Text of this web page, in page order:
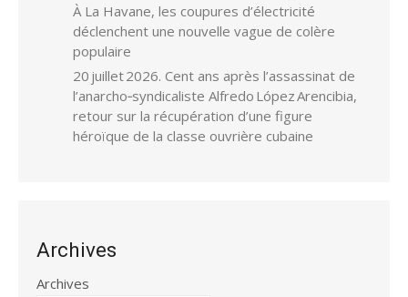
À La Havane, les coupures d’électricité
déclenchent une nouvelle vague de colère
populaire
20 juillet 2026. Cent ans après l’assassinat de
l’anarcho‑syndicaliste Alfredo López Arencibia,
retour sur la récupération d’une figure
héroïque de la classe ouvrière cubaine
Archives
Archives